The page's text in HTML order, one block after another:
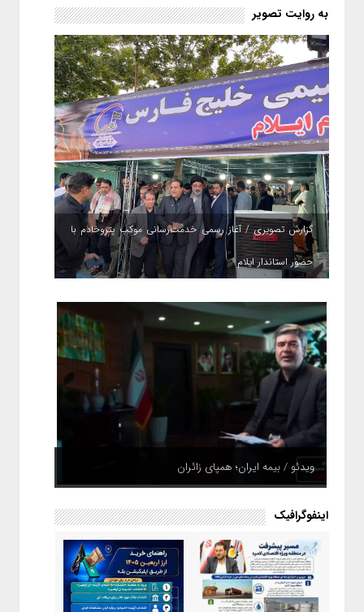
شود؟!
به روایت تصویر
گزارش تصویری / آغاز رسمی خدمت‌رسانی موکب پتروخادم با
حضور استاندار ایلام
ویدئو / بیمه ایران؛ همپای زائران
اینفوگرافیک